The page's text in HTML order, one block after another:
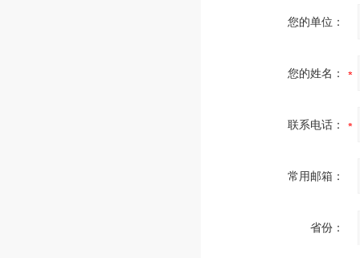
您的单位：
您的姓名：
联系电话：
常用邮箱：
省份：